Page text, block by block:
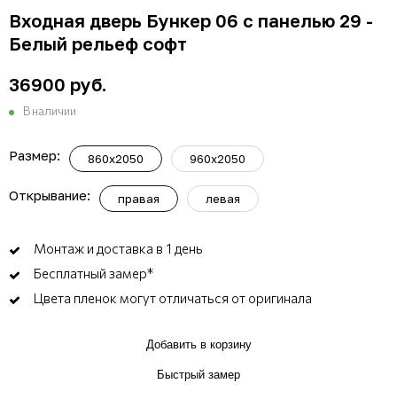
Входная дверь Бункер 06 с панелью 29 -
Белый рельеф софт
36900 руб.
В наличии
Размер: 860x2050 960x2050
Открывание: правая левая
Монтаж и доставка в 1 день
Бесплатный замер*
Цвета пленок могут отличаться от оригинала
Добавить в корзину
Быстрый замер